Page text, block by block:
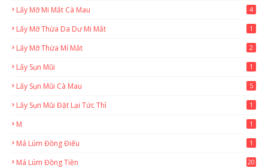
Lấy Mỡ Mi Mắt Cà Mau 4
Lấy Mỡ Thừa Da Dư Mi Mắt 1
Lấy Mỡ Thừa Mí Mắt 2
Lấy Sụn Mũi 1
Lấy Sụn Mũi Cà Mau 5
Lấy Sụn Mũi Đặt Lại Tức Thì 1
M 1
Má Lúm Đồng Điếu 1
Má Lúm Đồng Tiền 20